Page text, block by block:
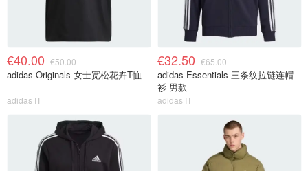
€40.00 €50.00
adidas Originals 女士宽松花卉T恤
adidas IT
€32.50 €65.00
adidas Essentials 三条纹拉链连帽
衫 男款
adidas IT